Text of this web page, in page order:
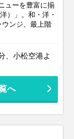
ューを豊富に揃
）」。和・洋・
ンジ、最上階
、小松空港よ
へ